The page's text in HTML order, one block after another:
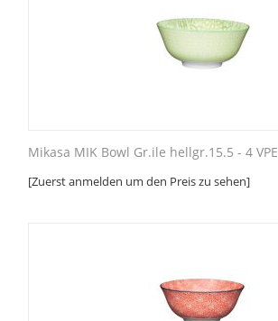
Mikasa MIK Bowl Gr.ile hellgr.15.5 - 4 VPE
[Zuerst anmelden um den Preis zu sehen]